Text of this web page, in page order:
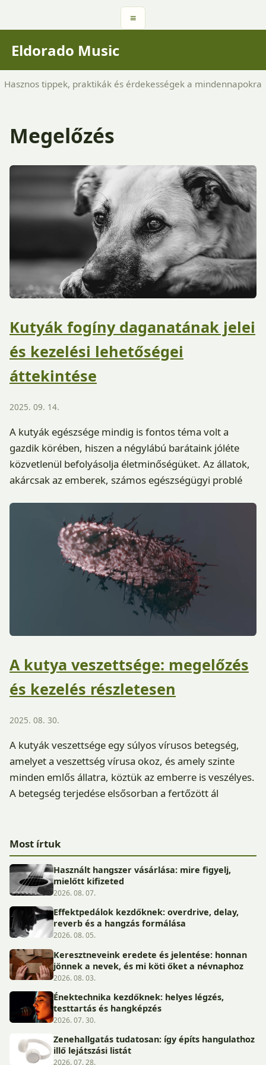
≡
Eldorado Music
Hasznos tippek, praktikák és érdekességek a mindennapokra
Megelőzés
Kutyák fogíny daganatának jelei
és kezelési lehetőségei
áttekintése
2025. 09. 14.
A kutyák egészsége mindig is fontos téma volt a
gazdik körében, hiszen a négylábú barátaink jóléte
közvetlenül befolyásolja életminőségüket. Az állatok,
akárcsak az emberek, számos egészségügyi problé
A kutya veszettsége: megelőzés
és kezelés részletesen
2025. 08. 30.
A kutyák veszettsége egy súlyos vírusos betegség,
amelyet a veszettség vírusa okoz, és amely szinte
minden emlős állatra, köztük az emberre is veszélyes.
A betegség terjedése elsősorban a fertőzött ál
Most írtuk
Használt hangszer vásárlása: mire figyelj,
mielőtt kifizeted
2026. 08. 07.
Effektpedálok kezdőknek: overdrive, delay,
reverb és a hangzás formálása
2026. 08. 05.
Keresztneveink eredete és jelentése: honnan
jönnek a nevek, és mi köti őket a névnaphoz
2026. 08. 03.
Énektechnika kezdőknek: helyes légzés,
testtartás és hangképzés
2026. 07. 30.
Zenehallgatás tudatosan: így építs hangulathoz
illő lejátszási listát
2026. 07. 28.